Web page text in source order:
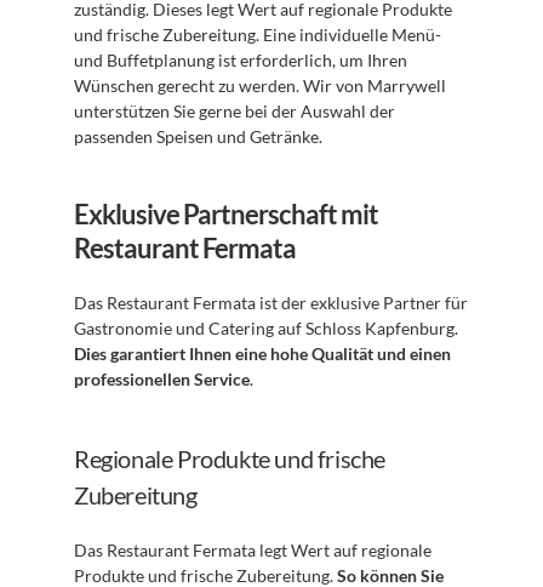
zuständig. Dieses legt Wert auf regionale Produkte
und frische Zubereitung. Eine individuelle Menü-
und Buffetplanung ist erforderlich, um Ihren
Wünschen gerecht zu werden. Wir von Marrywell
unterstützen Sie gerne bei der Auswahl der
passenden Speisen und Getränke.
Exklusive Partnerschaft mit
Restaurant Fermata
Das Restaurant Fermata ist der exklusive Partner für
Dies garantiert Ihnen eine hohe Qualität und einen
professionellen Service.
Regionale Produkte und frische
Zubereitung
Das Restaurant Fermata legt Wert auf regionale
Produkte und frische Zubereitung. So können Sie